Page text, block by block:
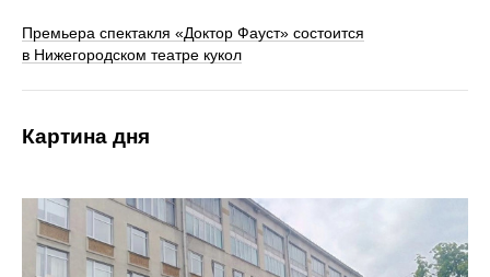
Премьера спектакля «Доктор Фауст» состоится
в Нижегородском театре кукол
Картина дня